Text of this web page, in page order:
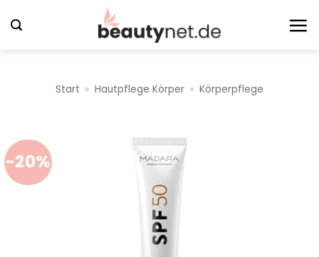
Inhalt
Start » Hautpflege Körper » Körperpflege
-20%